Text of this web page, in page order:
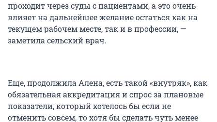
проходит через суды с пациентами, а это очень
влияет на дальнейшее желание остаться как на
текущем рабочем месте, так и в профессии, —
заметила сельский врач.
Еще, продолжила Алена, есть такой «внутряк», как
обязательная аккредитация и спрос за плановые
показатели, который хотелось бы если не
отменить совсем, то хотя бы сделать чуть менее